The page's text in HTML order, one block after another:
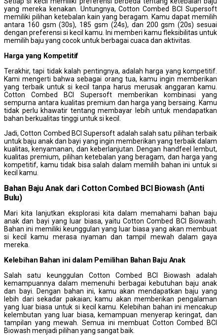
yang mereka kenakan. Untungnya, Cotton Combed BCI Supersoft
memiliki pilihan ketebalan kain yang beragam. Kamu dapat memilih
antara 160 gsm (30s), 185 gsm (24s), dan 200 gsm (20s) sesuai
dengan preferensi si kecil kamu. Ini memberi kamu fleksibilitas untuk
memilih baju yang cocok untuk berbagai cuaca dan aktivitas.
Harga yang Kompetitif
Terakhir, tapi tidak kalah pentingnya, adalah harga yang kompetitif.
Kami mengerti bahwa sebagai orang tua, kamu ingin memberikan
yang terbaik untuk si kecil tanpa harus merusak anggaran kamu.
Cotton Combed BCI Supersoft memberikan kombinasi yang
sempurna antara kualitas premium dan harga yang bersaing. Kamu
tidak perlu khawatir tentang membayar lebih untuk mendapatkan
bahan berkualitas tinggi untuk si kecil.
Jadi, Cotton Combed BCI Supersoft adalah salah satu pilihan terbaik
untuk baju anak dan bayi yang ingin memberikan yang terbaik dalam
kualitas, kenyamanan, dan keberlanjutan. Dengan handfeel lembut,
kualitas premium, pilihan ketebalan yang beragam, dan harga yang
kompetitif, kamu tidak bisa salah dalam memilih bahan ini untuk si
kecil kamu.
Bahan Baju Anak dari Cotton Combed BCI Biowash (Anti
Bulu)
Mari kita lanjutkan eksplorasi kita dalam memahami bahan baju
anak dan bayi yang luar biasa, yaitu Cotton Combed BCI Biowash.
Bahan ini memiliki keunggulan yang luar biasa yang akan membuat
si kecil kamu merasa nyaman dan tampil mewah dalam gaya
mereka.
Kelebihan Bahan ini dalam Pemilihan Bahan Baju Anak
Salah satu keunggulan Cotton Combed BCI Biowash adalah
kemampuannya dalam memenuhi berbagai kebutuhan baju anak
dan bayi. Dengan bahan ini, kamu akan mendapatkan baju yang
lebih dari sekadar pakaian; kamu akan memberikan pengalaman
yang luar biasa untuk si kecil kamu. Kelebihan bahan ini mencakup
kelembutan yang luar biasa, kemampuan menyerap keringat, dan
tampilan yang mewah. Semua ini membuat Cotton Combed BCI
Biowash menjadi pilihan yang sangat baik.